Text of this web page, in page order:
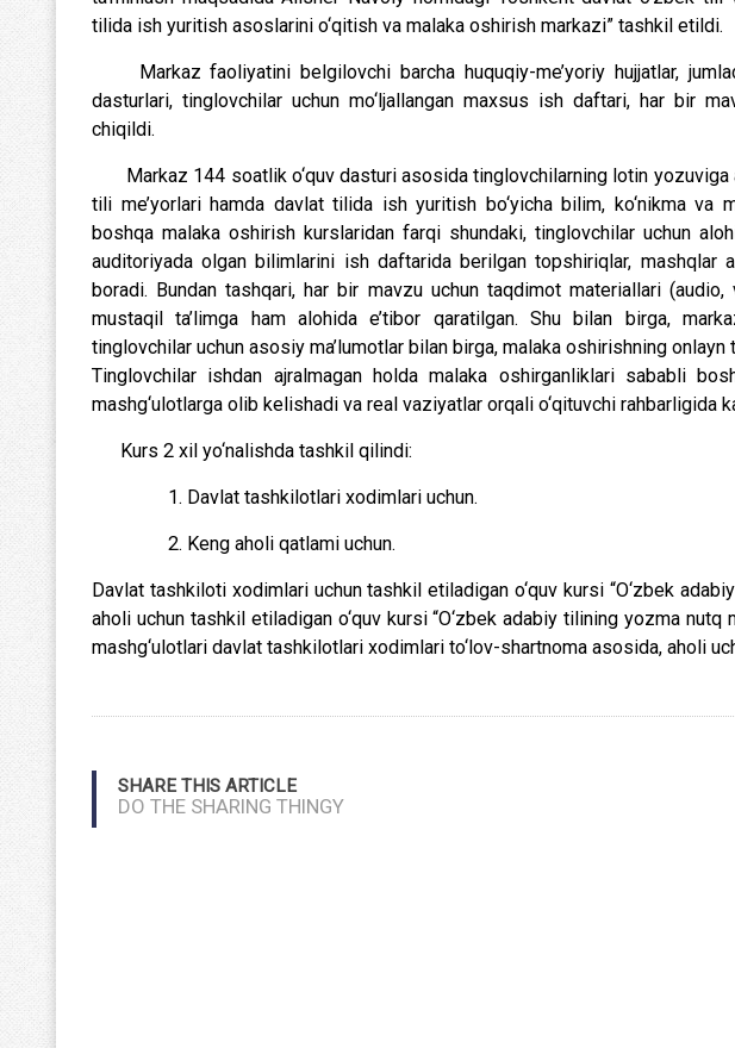
tilida ish yuritish asoslarini o‘qitish va malaka oshirish markazi” tashkil etildi.
Markaz faoliyatini belgilovchi barcha huquqiy-me’yoriy hujjatlar,
dasturlari, tinglovchilar uchun mo‘ljallangan maxsus ish daftari, har bir
chiqildi.
Markaz 144 soatlik o‘quv dasturi asosida tinglovchilarning lotin yozuviga
tili me’yorlari hamda davlat tilida ish yuritish bo‘yicha bilim, ko‘nikma va
boshqa malaka oshirish kurslaridan farqi shundaki, tinglovchilar uchun
auditoriyada olgan bilimlarini ish daftarida berilgan topshiriqlar, mashqlar
boradi. Bundan tashqari, har bir mavzu uchun taqdimot materiallari (audio,
mustaqil ta’limga ham alohida e’tibor qaratilgan. Shu bilan birga,
tinglovchilar uchun asosiy ma’lumotlar bilan birga, malaka oshirishning
Tinglovchilar ishdan ajralmagan holda malaka oshirganliklari sababli
mashg‘ulotlarga olib kelishadi va real vaziyatlar orqali o‘qituvchi rahbarligida
Kurs 2 xil yo‘nalishda tashkil qilindi:
1. Davlat tashkilotlari xodimlari uchun.
2. Keng aholi qatlami uchun.
Davlat tashkiloti xodimlari uchun tashkil etiladigan o‘quv kursi “O‘zbek
aholi uchun tashkil etiladigan o‘quv kursi “O‘zbek adabiy tilining yozma nutq
mashg‘ulotlari davlat tashkilotlari xodimlari to‘lov-shartnoma asosida, aholi
SHARE THIS ARTICLE
DO THE SHARING THINGY